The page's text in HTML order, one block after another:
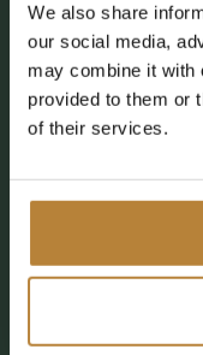
We also share
our social media,
may combine it with
provided to them or
of their services.